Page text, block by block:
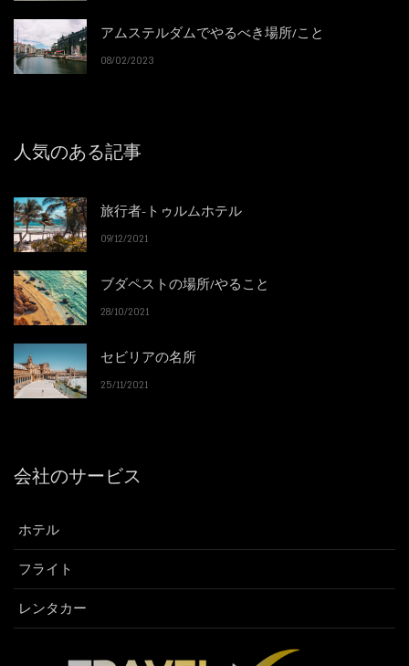
アムステルダムでやるべき場所/こと
08/02/2023
人気のある記事
旅行者-トゥルムホテル
09/12/2021
ブダペストの場所/やること
28/10/2021
セビリアの名所
25/11/2021
会社のサービス
ホテル
フライト
レンタカー